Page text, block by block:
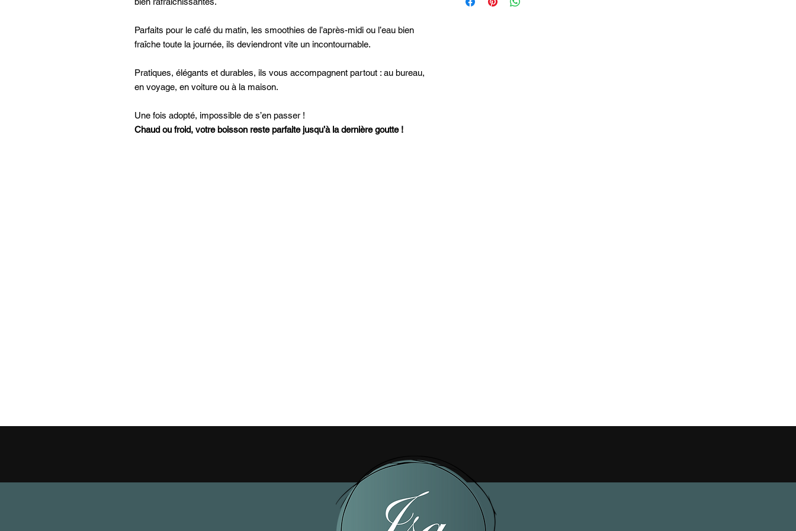
Parfaits pour le café du matin, les smoothies de l’après-midi ou l’eau bien
fraîche toute la journée, ils deviendront vite un incontournable.
Pratiques, élégants et durables, ils vous accompagnent partout : au bureau,
en voyage, en voiture ou à la maison.
Une fois adopté, impossible de s’en passer !
Chaud ou froid, votre boisson reste parfaite jusqu’à la dernière goutte !
gagner leur confiance.